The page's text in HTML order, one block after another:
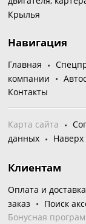
Крылья
Навигация
Главная
компании
Контакты
Карта сайта
данных
Наверх
Клиентам
Оплата и доставка
заказ
Поиск
Бонусная